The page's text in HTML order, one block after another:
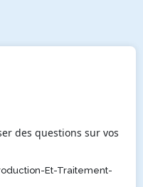
des questions sur vos
Et-Traitement-